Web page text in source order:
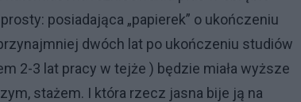
posiadająca „papierek” o ukończeniu
dwóch lat po ukończeniu studiów
2-3 lat pracy w tejże ) będzie miała wyższe
stażem. I która rzecz jasna bije ją na